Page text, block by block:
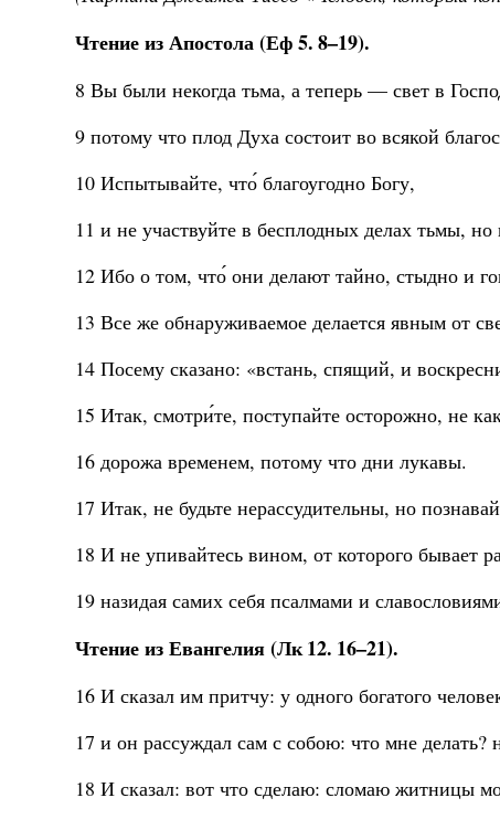
Чтение из Апостола (Еф 5. 8–19).
8 Вы были некогда тьма, а теперь — свет в
9 потому что плод Духа состоит во всякой
10 Испытывайте, что́ благоугодно Богу,
11 и не участвуйте в бесплодных делах тьмы, но
12 Ибо о том, что́ они делают тайно, стыдно и
13 Все же обнаруживаемое делается явным от
14 Посему сказано: «встань, спящий, и
15 Итак, смотри́те, поступайте осторожно, не
16 дорожа временем, потому что дни лукавы.
17 Итак, не будьте нерассудительны, но
18 И не упивайтесь вином, от которого бывает
19 назидая самих себя псалмами и
Чтение из Евангелия (Лк 12. 16–21).
16 И сказал им притчу: у одного богатого
17 и он рассуждал сам с собою: что мне делать?
18 И сказал: вот что сделаю: сломаю житницы